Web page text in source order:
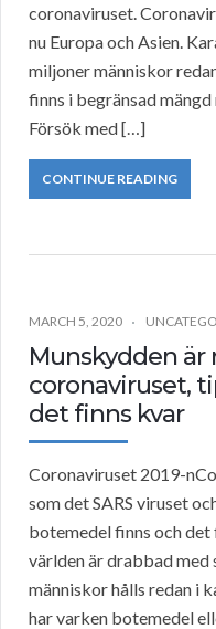
coronaviruset.
nu Europa och Asien.
miljoner människor
finns i begränsad
Försök med […]
CONTINUE READING
MARCH 5, 2020
Munskydden är
coronaviruset,
det finns kvar
Coronaviruset 2019-
som det SARS viruset
botemedel finns och
världen är drabbad
människor hålls redan i
har varken botemedel